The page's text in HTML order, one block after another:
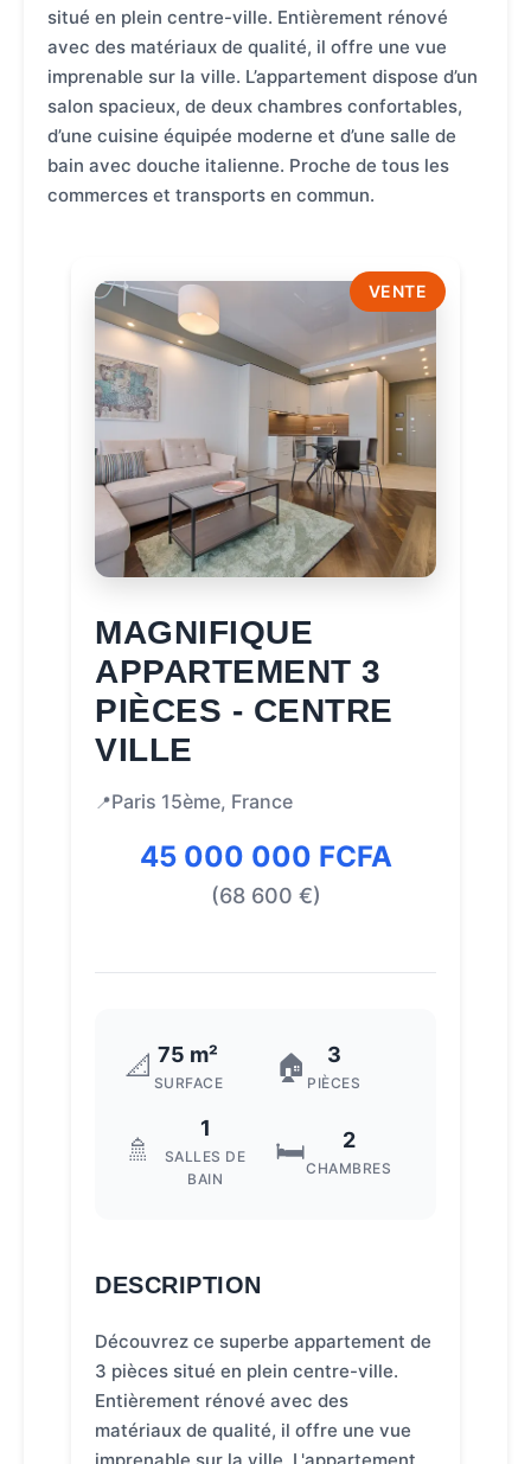
situé en plein centre-ville. Entièrement rénové
avec des matériaux de qualité, il offre une vue
imprenable sur la ville. L’appartement dispose d’un
salon spacieux, de deux chambres confortables,
d’une cuisine équipée moderne et d’une salle de
bain avec douche italienne. Proche de tous les
commerces et transports en commun.
MAGNIFIQUE
APPARTEMENT 3
PIÈCES - CENTRE
VILLE
📍Paris 15ème, France
45 000 000 FCFA
(68 600 €)
VENTE
📐 75 m²
SURFACE 🏠 3
PIÈCES
🚿
1
SALLES DE
BAIN
🛏️ 2
CHAMBRES
DESCRIPTION
Découvrez ce superbe appartement de
3 pièces situé en plein centre-ville.
Entièrement rénové avec des
matériaux de qualité, il offre une vue